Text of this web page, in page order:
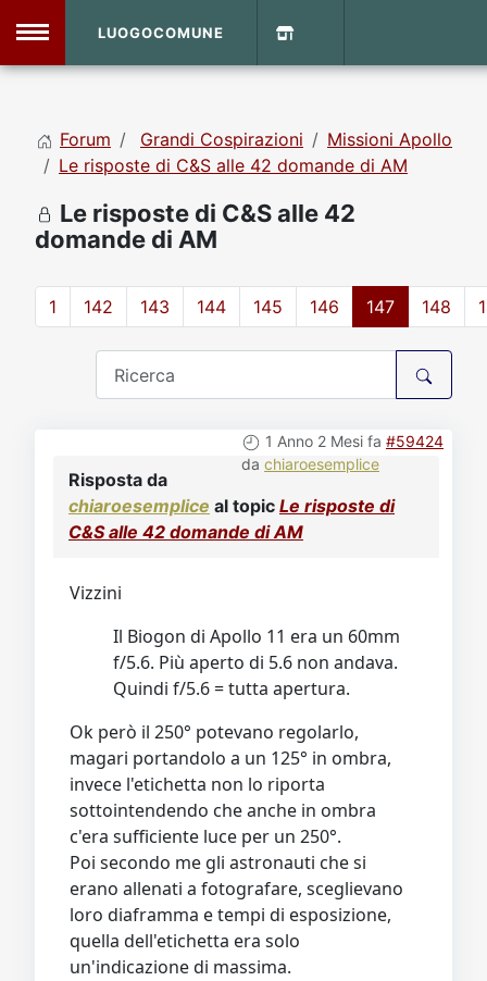
Home
DVD Shop
Sito
LUOGOCOMUNE
Forum Grandi Cospirazioni
Missioni Apollo
Le risposte di C&S alle 42 domande di AM
Le risposte di C&S alle 42
domande di AM
1 142 143 144 145 146 147 148
1 Anno 2 Mesi fa #59424
da chiaroesemplice
Risposta da
chiaroesemplice al topic Le risposte di
C&S alle 42 domande di AM
Vizzini
Il Biogon di Apollo 11 era un 60mm
f/5.6. Più aperto di 5.6 non andava.
Quindi f/5.6 = tutta apertura.
Ok però il 250° potevano regolarlo,
magari portandolo a un 125° in ombra,
invece l'etichetta non lo riporta
sottointendendo che anche in ombra
c'era sufficiente luce per un 250°.
Poi secondo me gli astronauti che si
erano allenati a fotografare, sceglievano
loro diaframma e tempi di esposizione,
quella dell'etichetta era solo
un'indicazione di massima.